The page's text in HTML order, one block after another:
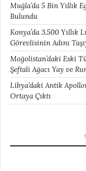
Muğla’da 5 Bin Yıllık
Bulundu
Konya’da 3.500
Görevlisinin Adını
Moğolistan’daki Eski
Şeftali Ağacı Yay ve
Libya’daki Antik
Ortaya Çıktı